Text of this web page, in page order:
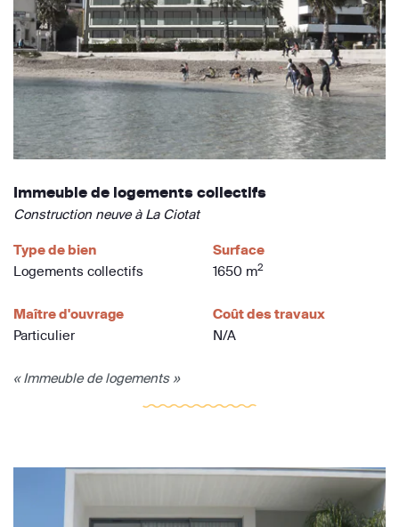
Immeuble de logements collectifs
Construction neuve à La Ciotat
Type de bien
Logements collectifs
Surface
1650 m2
Maître d'ouvrage
Particulier
Coût des travaux
N/A
« Immeuble de logements »